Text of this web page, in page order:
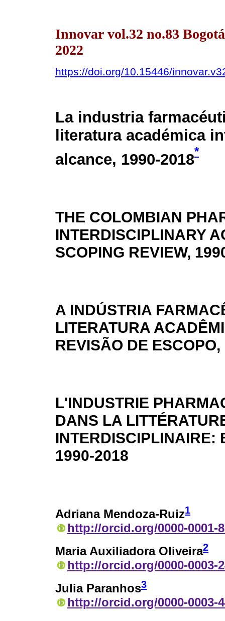
Innovar vol.32 no.83
2022
https://doi.org/10.15446/
La industria
literatura académica
alcance, 1990-2018*
THE COLOMBIAN
INTERDISCIPLINARY
SCOPING REVIEW,
A INDÚSTRIA
LITERATURA
REVISÃO DE
L'INDUSTRIE
DANS LA
INTERDISCIPLINAIRE:
1990-2018
Adriana Mendoza-Ruiz1
http://orcid.org/0000-0001-
Maria Auxiliadora Oliveira2
http://orcid.org/0000-0003-
Julia Paranhos3
http://orcid.org/0000-0003-